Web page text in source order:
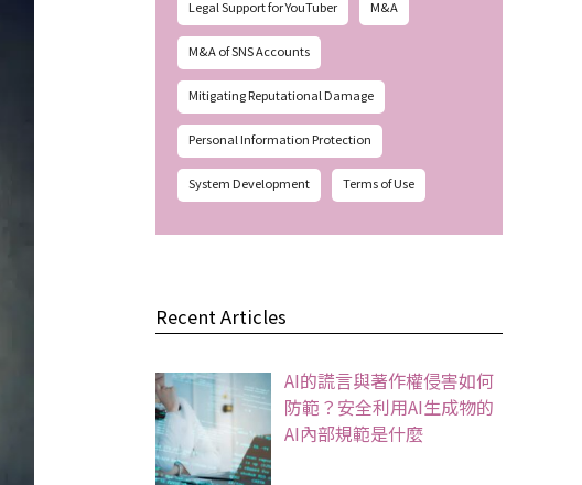
Legal Support for YouTuber M&A
M&A of SNS Accounts
Mitigating Reputational Damage
Personal Information Protection
System Development Terms of Use
Recent Articles
AI的謊言與著作權侵害如何
防範？安全利用AI生成物的
AI內部規範是什麼